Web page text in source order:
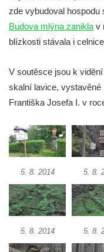
zde vybudoval
Budova mlýna zanikla v
blízkosti stávala i
V soutěsce jsou k
skalní lavice,
Františka Josefa I. v
5. 8. 2014 5. 8.
5. 8. 2014 5. 8.